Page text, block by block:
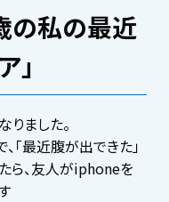
の私の最近
」
ました。
「最近腹が出できた」
ら、友人がiphoneを